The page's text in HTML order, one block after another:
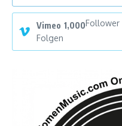
Vimeo 1,000Follower
Folgen